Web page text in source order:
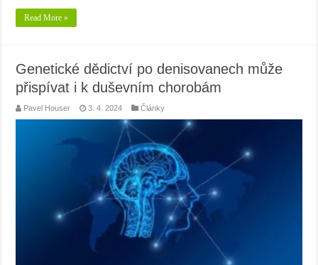
Read More »
Genetické dědictví po denisovanech může
přispívat i k duševním chorobám
Pavel Houser 3. 4. 2024 Články